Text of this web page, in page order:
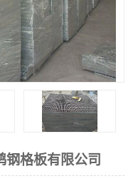
钢格板有限公司
接钢格板